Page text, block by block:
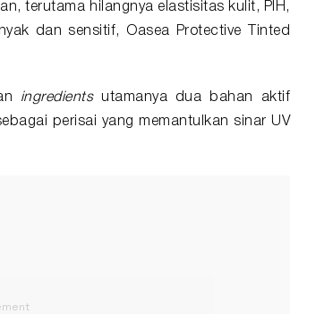
terutama hilangnya elastisitas kulit, PIH,
dan sensitif, Oasea Protective Tinted
ingredientsutamanya dua bahan aktif
perisai yang memantulkan sinar UV